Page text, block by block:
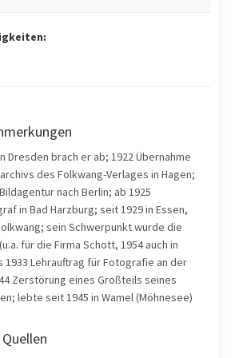
Dresden brach er ab; 1922 Übernahme
des Folkwang-Verlages in Hagen;
nach Berlin; ab 1925
in Bad Harzburg; seit 1929 in Essen,
sein Schwerpunkt wurde die
für die Firma Schott, 1954 auch in
1933 Lehrauftrag für Fotografie an der
Zerstörung eines Großteils seines
lebte seit 1945 in Wamel (Möhnesee)